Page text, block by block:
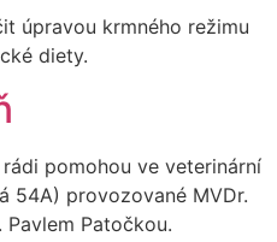
úpravou krmného režimu
diety.
pomohou ve veterinární
54A) provozované MVDr.
Pavlem Patočkou.